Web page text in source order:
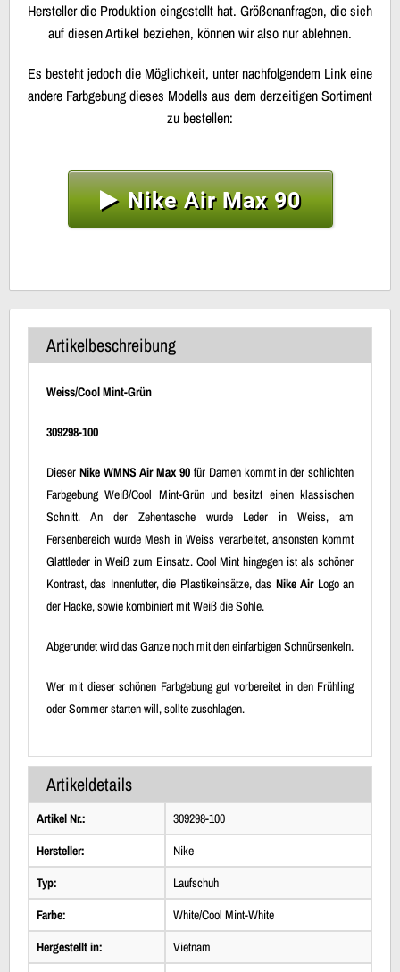
Hersteller die Produktion eingestellt hat. Größenanfragen, die sich
auf diesen Artikel beziehen, können wir also nur ablehnen.
Es besteht jedoch die Möglichkeit, unter nachfolgendem Link eine
andere Farbgebung dieses Modells aus dem derzeitigen Sortiment
zu bestellen:
Nike Air Max 90
Artikelbeschreibung
Weiss/Cool Mint-Grün
309298-100
Dieser Nike WMNS Air Max 90 für Damen kommt in der schlichten
Farbgebung Weiß/Cool Mint-Grün und besitzt einen klassischen
Schnitt. An der Zehentasche wurde Leder in Weiss, am
Fersenbereich wurde Mesh in Weiss verarbeitet, ansonsten kommt
Glattleder in Weiß zum Einsatz. Cool Mint hingegen ist als schöner
Kontrast, das Innenfutter, die Plastikeinsätze, das Nike AirLogo an
der Hacke, sowie kombiniert mit Weiß die Sohle.
Abgerundet wird das Ganze noch mit den einfarbigen Schnürsenkeln.
Wer mit dieser schönen Farbgebung gut vorbereitet in den Frühling
oder Sommer starten will, sollte zuschlagen.
Artikeldetails
Artikel Nr.:
309298-100
Hersteller:
Nike
Typ:
Laufschuh
Farbe:
White/Cool Mint-White
Hergestellt in:
Vietnam